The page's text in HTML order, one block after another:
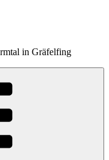
in Gräfelfing